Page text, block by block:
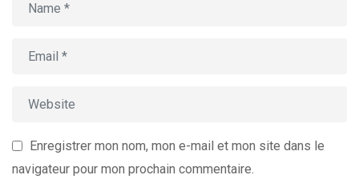
Enregistrer mon nom, mon e-mail et mon site dans le
navigateur pour mon prochain commentaire.